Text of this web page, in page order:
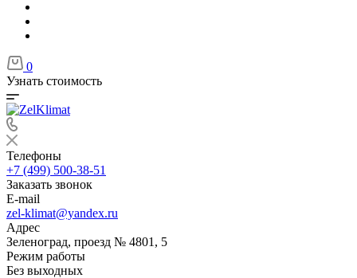
0
Узнать стоимость
Телефоны
+7 (499) 500-38-51
Заказать звонок
E-mail
zel-klimat@yandex.ru
Адрес
Зеленоград, проезд № 4801, 5
Режим работы
Без выходных